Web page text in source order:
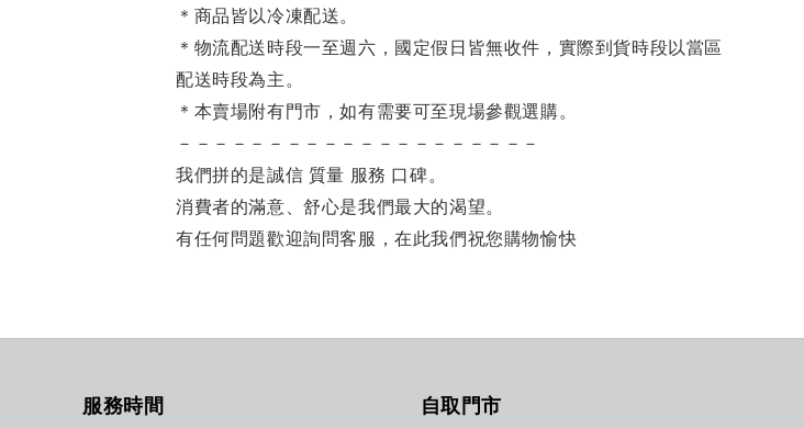
＊商品皆以冷凍配送。
＊物流配送時段一至週六，國定假日皆無收件，實際到貨時段以當區
配送時段為主。
＊本賣場附有門市，如有需要可至現場參觀選購。
－－－－－－－－－－－－－－－－－－－－
我們拼的是誠信 質量 服務 口碑。
消費者的滿意、舒心是我們最大的渴望。
有任何問題歡迎詢問客服，在此我們祝您購物愉快
服務時間 自取門市